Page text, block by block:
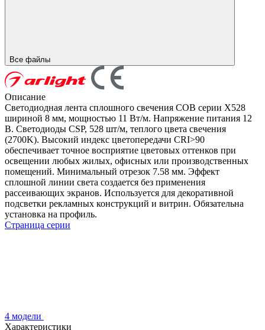
Все файлы
Описание
Светодиодная лента сплошного свечения COB серии X528
шириной 8 мм, мощностью 11 Вт/м. Напряжение питания 12
В. Светодиоды CSP, 528 шт/м, теплого цвета свечения
(2700K). Высокий индекс цветопередачи CRI>90
обеспечивает точное восприятие цветовых оттенков при
освещении любых жилых, офисных или производственных
помещений. Минимальный отрезок 7.58 мм. Эффект
сплошной линии света создается без применения
рассеивающих экранов. Используется для декоративной
подсветки рекламных конструкций и витрин. Обязательна
установка на профиль.
Страница серии
4 модели
Характеристики